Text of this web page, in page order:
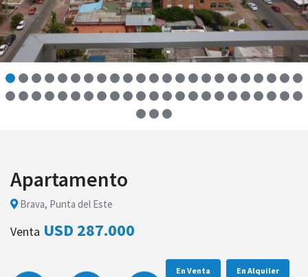
Apartamento
Brava, Punta del Este
Venta USD 287.000
En Venta En Alquiler